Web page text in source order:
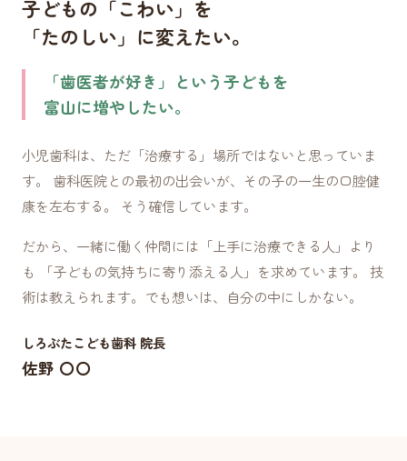
子どもの「こわい」を
「たのしい」に変えたい。
「歯医者が好き」という子どもを
富山に増やしたい。
小児歯科は、ただ「治療する」場所ではないと思っていま
す。 歯科医院との最初の出会いが、その子の一生の口腔健
康を左右する。 そう確信しています。
だから、一緒に働く仲間には「上手に治療できる人」より
も 「子どもの気持ちに寄り添える人」を求めています。 技
術は教えられます。でも想いは、自分の中にしかない。
しろぶたこども歯科 院長
佐野 〇〇